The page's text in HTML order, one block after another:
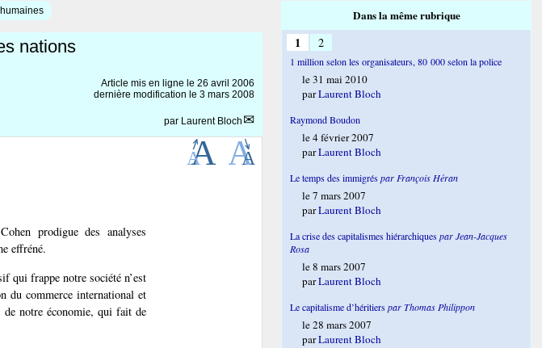
nations
Article mis en ligne le 26 avril 2006
dernière modification le 3 mars 2008
par Laurent Bloch
prodigue des analyses
effréné.
qui frappe notre société n’est
du commerce international et
de notre économie, qui fait de
Dans la même rubrique
1 2
1 million selon les organisateurs, 80 000 selon la police
le 31 mai 2010
parLaurent Bloch
Raymond Boudon
le 4 février 2007
parLaurent Bloch
Le temps des immigréspar François Héran
le 7 mars 2007
parLaurent Bloch
La crise des capitalismes hiérarchiquespar Jean-Jacques
Rosa
le 8 mars 2007
parLaurent Bloch
Le capitalisme d’héritierspar Thomas Philippon
le 28 mars 2007
parLaurent Bloch